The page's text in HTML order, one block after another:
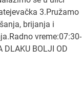
3.Pružamo
brijanja i
vreme:07:30-
DLAKU BOLJI OD